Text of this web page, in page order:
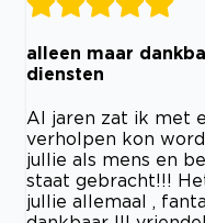
alleen maar
diensten
Al jaren zat ik met
verholpen kon
jullie als mens en
staat gebracht!!!
jullie allemaal ,